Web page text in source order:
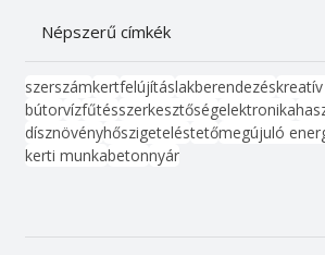
Népszerű címkék
szerszámkertfelújításlakberendezés
bútorvízfűtésszerkesztőségelektronika
dísznövényhőszigeteléstetőmegújuló
kerti munkabetonnyár